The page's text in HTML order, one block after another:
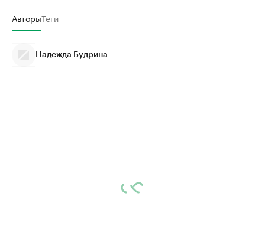
АвторыТеги
Надежда Будрина